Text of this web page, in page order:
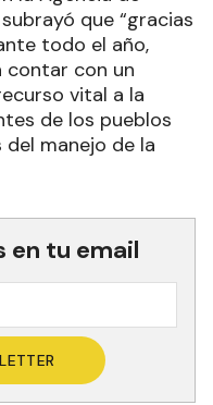
que “gracias
todo el año,
contar con un
vital a la
de los pueblos
manejo de la
en tu email